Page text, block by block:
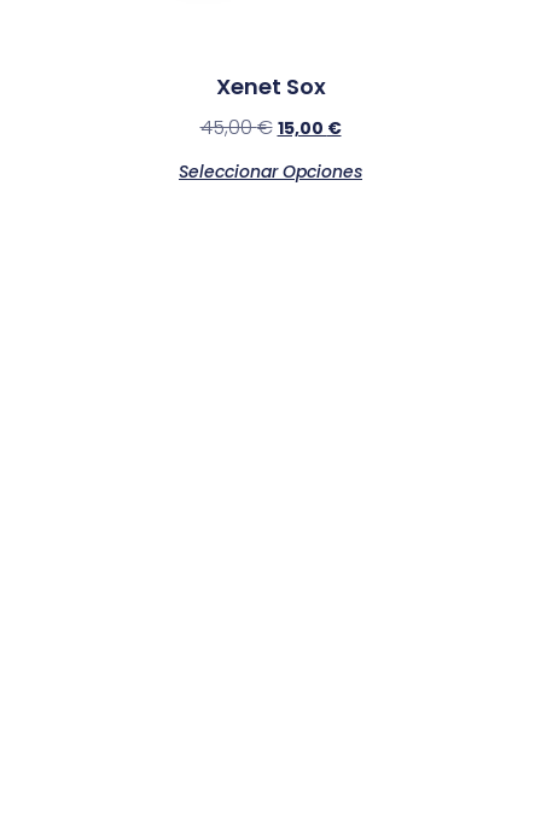
Xenet Sox
45,00€ 15,00 €
Seleccionar Opciones